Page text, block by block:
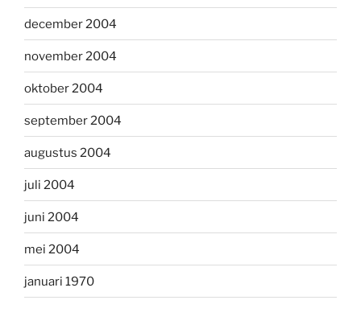
december 2004
november 2004
oktober 2004
september 2004
augustus 2004
juli 2004
juni 2004
mei 2004
januari 1970